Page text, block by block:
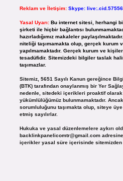
Reklam ve İletişim: Skype:
Yasal Uyarı: Bu internet sitesi, herhangi
şirketi ile hiçbir bağlantısı
hazırladığımız makaleler
niteliği taşımamakta olup, gerçek kurum
yapılmamaktadır. Gerçek kurum ve
tesadüfidir. Sitemizdeki bilgiler taslak
taşımazlar.
Sitemiz, 5651 Sayılı Kanun gereğince
(BTK) tarafından onaylanmış bir Yer
nedenle, sitedeki içerikleri proaktif olarak
yükümlülüğümüz bulunmamaktadır.
sorumluluğunu taşımakta olup, siteye
etmiş sayılırlar.
Hukuka ve yasal düzenlemelere aykırı
backlinkpanelicomtr@gmail.com
içerikler yasal süre içerisinde sitemizden